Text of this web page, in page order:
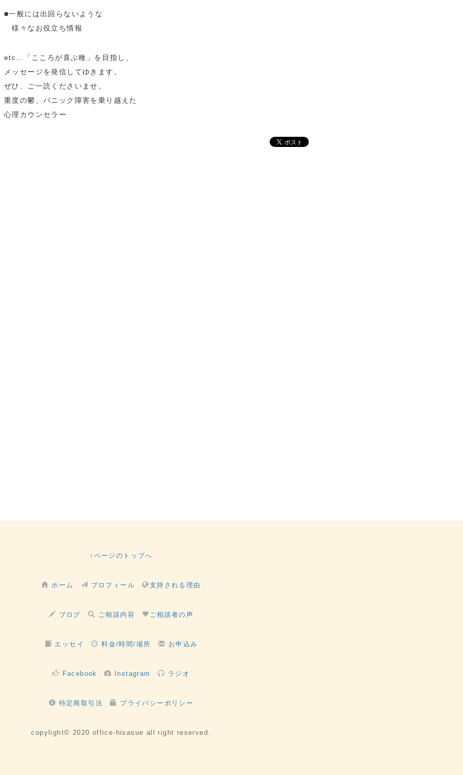
■一般には出回らないような
様々なお役立ち情報
etc…「こころが喜ぶ種」を目指し、
メッセージを発信してゆきます。
ぜひ、ご一読くださいませ。
重度の鬱、パニック障害を乗り越えた
心理カウンセラー
↑ページのトップへ
ホーム プロフィール 支持される理由
ブログ ご相談内容 ご相談者の声
エッセイ 料金/時間/場所 お申込み
Facebook Instagram ラジオ
特定商取引法 プライバシーポリシー
copylight© 2020 office-hisasue all right reserved.